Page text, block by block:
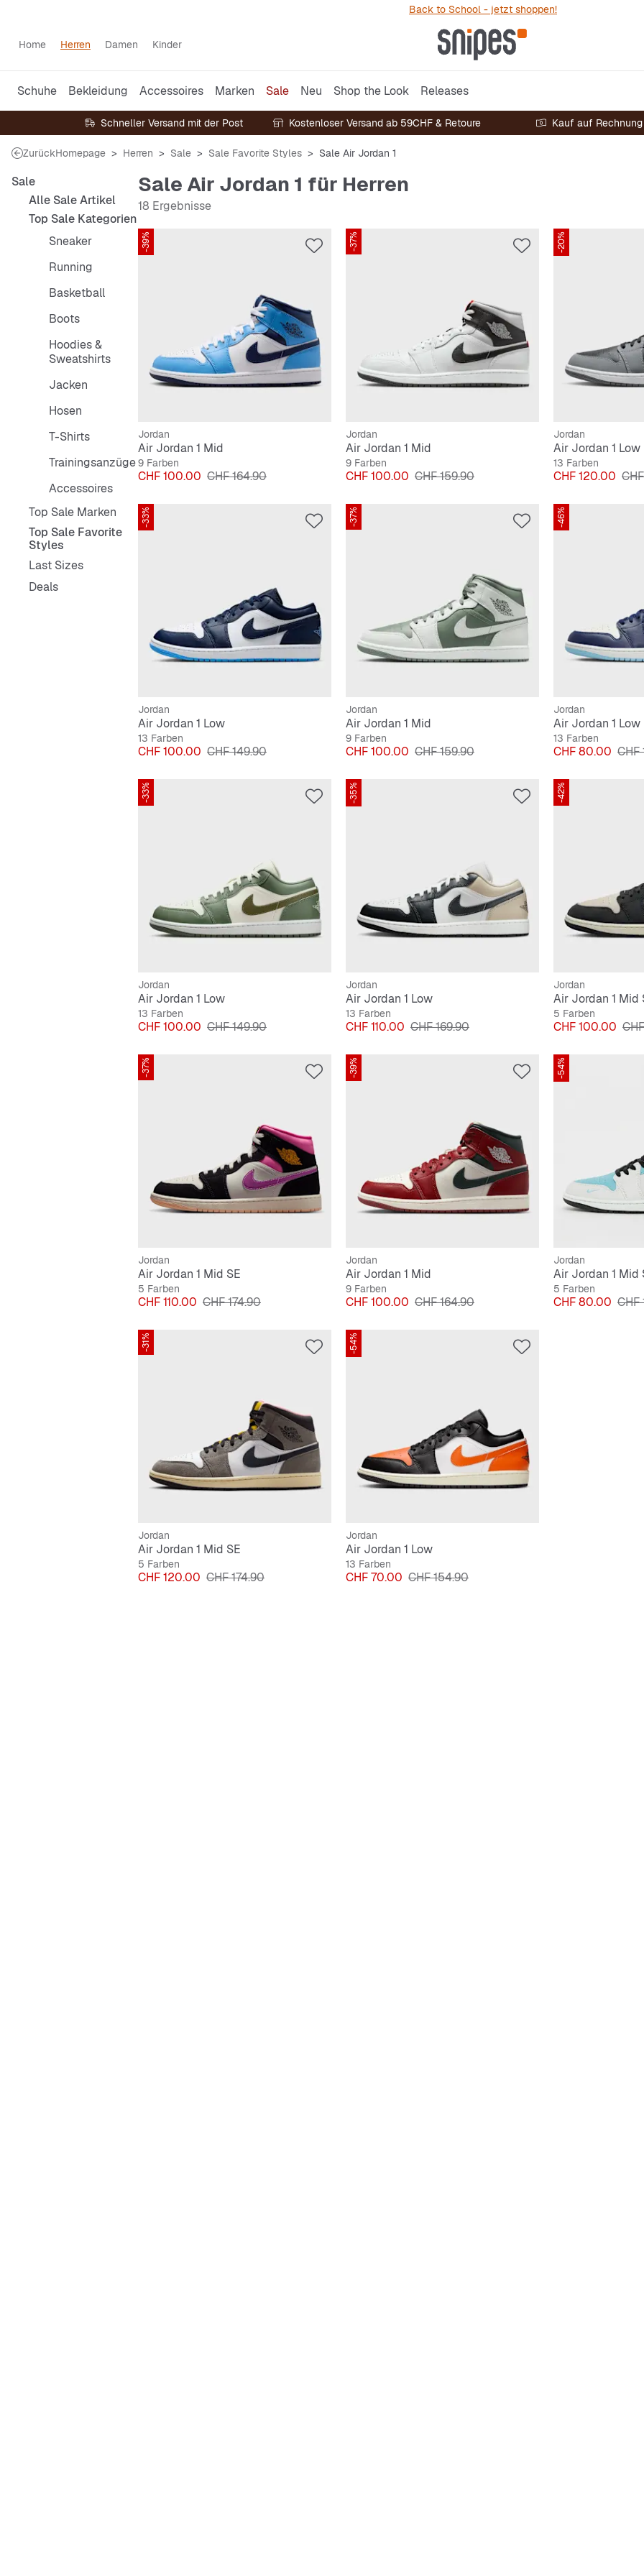
Back to School - jetzt shoppen!
Home Herren Damen Kinder
Schuhe Bekleidung Accessoires Marken Sale Neu Shop the Look Releases
Schneller Versand mit der Post Kostenloser Versand ab 59CHF & Retoure Kauf auf Rechnung
ZurückHomepage Herren Sale Sale Favorite Styles Sale Air Jordan 1
Sale
Alle Sale Artikel
Top Sale Kategorien
Sneaker
Running
Basketball
Boots
Hoodies &
Sweatshirts
Jacken
Hosen
T-Shirts
Trainingsanzüge
Accessoires
Top Sale Marken
Top Sale Favorite
Styles
Last Sizes
Deals
Sale Air Jordan 1 für Herren
18 Ergebnisse
-39%
Jordan
Air Jordan 1 Mid
9 Farben
Preis
CHF 100.00 Originalpreis
CHF 164.90
-37%
Jordan
Air Jordan 1 Mid
9 Farben
Preis
CHF 100.00 Originalpreis
CHF 159.90
-20%
Jordan
Air Jordan 1 Low
13 Farben
Preis
CHF 120.00
-33%
Jordan
Air Jordan 1 Low
13 Farben
Preis
CHF 100.00 Originalpreis
CHF 149.90
-37%
Jordan
Air Jordan 1 Mid
9 Farben
Preis
CHF 100.00 Originalpreis
CHF 159.90
-46%
Jordan
Air Jordan 1 Low
13 Farben
Preis
CHF 80.00 CHF
-33%
Jordan
Air Jordan 1 Low
13 Farben
Preis
CHF 100.00 Originalpreis
CHF 149.90
-35%
Jordan
Air Jordan 1 Low
13 Farben
Preis
CHF 110.00 Originalpreis
CHF 169.90
-42%
Jordan
Air Jordan 1 Mid
5 Farben
Preis
CHF 100.00
-37%
Jordan
Air Jordan 1 Mid SE
5 Farben
Preis
CHF 110.00 Originalpreis
CHF 174.90
-39%
Jordan
Air Jordan 1 Mid
9 Farben
Preis
CHF 100.00 Originalpreis
CHF 164.90
-54%
Jordan
Air Jordan 1 Mid
5 Farben
Preis
CHF 80.00 CHF
-31%
Jordan
Air Jordan 1 Mid SE
5 Farben
Preis
CHF 120.00 Originalpreis
CHF 174.90
-54%
Jordan
Air Jordan 1 Low
13 Farben
Preis
CHF 70.00 Originalpreis
CHF 154.90